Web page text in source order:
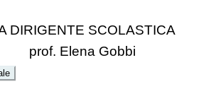
DIRIGENTE SCOLASTICA
prof. Elena Gobbi